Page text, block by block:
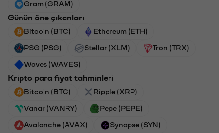
Gram (GRAM)
Günün öne çıkanları
Bitcoin (BTC) Ethereum (ETH)
PSG (PSG) Stellar (XLM) Tron (TRX)
Waves (WAVES)
Kripto para fiyat tahminleri
Bitcoin (BTC) Ripple (XRP)
Vanar (VANRY) Pepe (PEPE)
Avalanche (AVAX) Synapse (SYN)